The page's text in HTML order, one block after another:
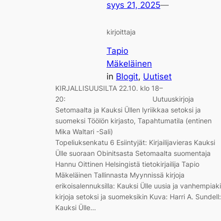
syys 21, 2025—
kirjoittaja
Tapio
Mäkeläinen
in Blogit, Uutiset
KIRJALLISUUSILTA 22.10. klo 18–
20: Uutuuskirjoja
Setomaalta ja Kauksi Üllen lyriikkaa setoksi ja
suomeksi Töölön kirjasto, Tapahtumatila (entinen
Mika Waltari -Sali)
Topeliuksenkatu 6 Esiintyjät: Kirjailijavieras Kauksi
Ülle suoraan Obinitsasta Setomaalta suomentaja
Hannu Oittinen Helsingistä tietokirjailija Tapio
Mäkeläinen Tallinnasta Myynnissä kirjoja
erikoisalennuksilla: Kauksi Ülle uusia ja
kirjoja setoksi ja suomeksikin Kuva: Harri A. Sundell:
Kauksi Ülle…